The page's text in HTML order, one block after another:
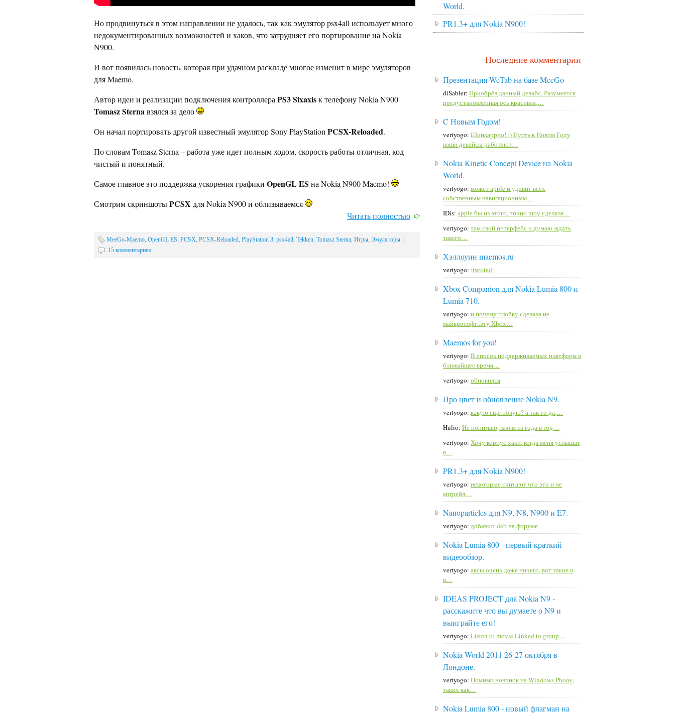
Но продвинуться в этом направлении не удалось, так как эмулятор psx4all использует много
недокументированных возможностей и хаков, что затрудняет его портирование на Nokia
N900.
И вот появилась новость, которая при удачном раскладе многое изменит в мире эмуляторов
для Maemo.
Автор идеи и реализации подключения контроллера PS3 Sixaxisк телефону Nokia N900
Tomasz Sternaвзялся за дело
Он начал портировать другой известный эмулятор Sony PlayStation PCSX-Reloaded.
По словам Tomasz Sterna – работа уже идет полным ходом, скорость работы отличная, код
чистый и понятный.
Самое главное это поддержка ускорения графики OpenGL ES на Nokia N900 Maemo!
Смотрим скриншотыPCSX для Nokia N900 и облизываемся
Читать полностью
MeeGo-Maemo, OpenGL ES, PCSX, PCSX-Reloaded, PlayStation 3, psx4all, Tekken, Tomasz Sterna, Игры, Эмуляторы
15 комментариев
World.
PR1.3+ для Nokia N900!
Последние комментарии
Презентация WeTab на базе MeeGo
diSabler: Приобрёл данный девайс. Разумеется
предустановленная ось красивая,…
C Новым Годом!
vertyogo: Шиикаррно! :) Пусть в Новом Году
ваши девайсы работают…
Nokia Kinetic Concept Device на Nokia
World.
vertyogo: может apple и удивит всех
собственным навигационным…
IDis: apple бы из этого, точно шоу сделала…
vertyogo: там свой интерфейс и думаю ждать
такого…
Хэллоуин maemos.ru
vertyogo: :twisted:
Xbox Companion для Nokia Lumia 800 и
Lumia 710.
vertyogo: и почему плойку сделала не
майкрософт..эту Xbox…
Maemos for you!
vertyogo: В список поддерживаемых платформ в
ближайшее время…
vertyogo: обновился
Про цвет и обновление Nokia N9.
vertyogo: какую еще новую? а так то да,…
Hulio: Не понимаю, зачем из года в год…
vertyogo: Хочу корпус хаки, когда меня услышат
в…
PR1.3+ для Nokia N900!
vertyogo: некоторые считают что это и не
апгрейд…
Nanoparticles для N9, N8, N900 и E7.
vertyogo: добавил .deb на форуме
Nokia Lumia 800 - первый краткий
видеообзор.
vertyogo: аксы очень даже ничего, вот такие и
в…
IDEAS PROJECT для Nokia N9 -
расскажите что вы думаете о N9 и
выиграйте его!
vertyogo: Listen to movie Linked to group…
Nokia World 2011 26-27 октября в
Лондоне.
vertyogo: Помимо новинок на Windows Phone,
таких как…
Nokia Lumia 800 - новый флагман на